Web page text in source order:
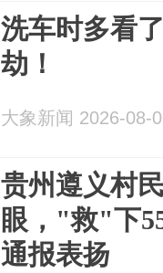
洗车时多看
劫！
大象新闻 2026-08-
贵州遵义村
眼，"救"下
通报表扬